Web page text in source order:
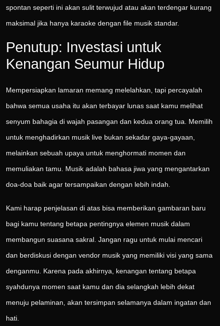
spontan seperti ini akan sulit terwujud atau akan terdengar kurang
maksimal jika hanya karaoke dengan file musik standar.
Penutup: Investasi untuk
Kenangan Seumur Hidup
Mempersiapkan lamaran memang melelahkan, tapi percayalah
bahwa semua usaha itu akan terbayar lunas saat kamu melihat
senyum bahagia di wajah pasangan dan kedua orang tua. Memilih
untuk menghadirkan musik live bukan sekadar gaya-gayaan,
melainkan sebuah upaya untuk menghormati momen dan
memuliakan tamu. Musik adalah bahasa jiwa yang mengantarkan
doa-doa baik agar tersampaikan dengan lebih indah.
Kami harap penjelasan di atas bisa memberikan gambaran baru
bagi kamu tentang betapa pentingnya elemen musik dalam
membangun suasana sakral. Jangan ragu untuk mulai mencari
dan berdiskusi dengan vendor musik yang memiliki visi yang sama
denganmu. Karena pada akhirnya, kenangan tentang betapa
syahdunya momen saat kamu dan dia selangkah lebih dekat
menuju pelaminan, akan tersimpan selamanya dalam ingatan dan
hati.